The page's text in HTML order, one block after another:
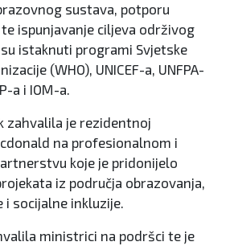
sustava, potporu
ispunjavanje ciljeva održivog
istaknuti programi Svjetske
(WHO), UNICEF-a, UNFPA-
a i IOM-a.
zahvalila je rezidentnoj
na profesionalnom i
koje je pridonijelo
iz područja obrazovanja,
socijalne inkluzije.
ministrici na podršci te je